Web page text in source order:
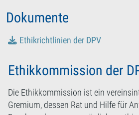
Dokumente
Ethikrichtlinien der DPV
Ethikkommission der
Die Ethikkommission ist ein
Gremium, dessen Rat und Hilfe für